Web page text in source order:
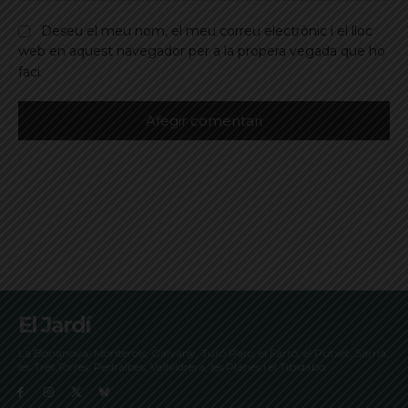
Deseu el meu nom, el meu correu electrònic i el lloc
web en aquest navegador per a la propera vegada que ho
faci.
El Jardí
La Bonanova, Monterols, Galvany, Turó Parc, el Farró, el Putxet, Sarrià,
les Tres Torres, Pedralbes, Vallvidrera, les Planes i el Tibidabo